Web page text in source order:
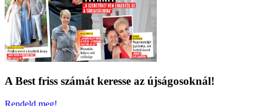
A Best friss számát keresse az újságosoknál!